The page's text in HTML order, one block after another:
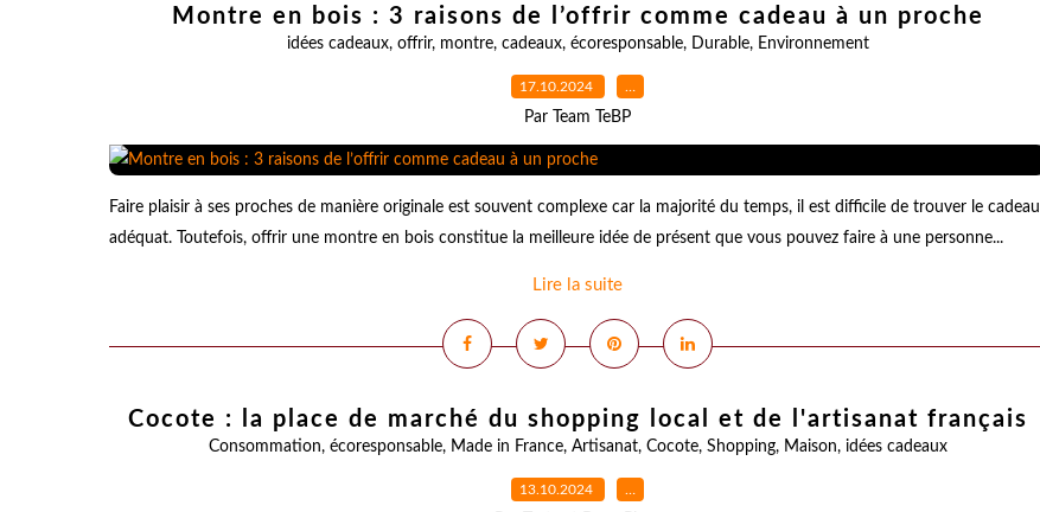
Montre en bois : 3 raisons de l’offrir comme cadeau à un proche
idées cadeaux, offrir, montre, cadeaux, écoresponsable, Durable, Environnement
17.10.2024 …
Par Team TeBP
Faire plaisir à ses proches de manière originale est souvent complexe car la majorité du temps, il est difficile de trouver le cadeau
adéquat. Toutefois, offrir une montre en bois constitue la meilleure idée de présent que vous pouvez faire à une personne...
Lire la suite
Cocote : la place de marché du shopping local et de l'artisanat français
Consommation, écoresponsable, Made in France, Artisanat, Cocote, Shopping, Maison, idées cadeaux
13.10.2024 …